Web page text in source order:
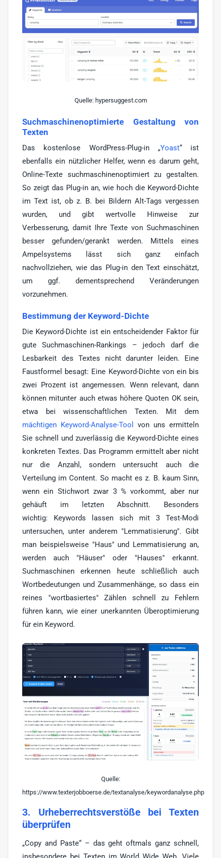
Quelle: hypersuggest.com
Suchmaschinenoptimierte Gestaltung von
Texten
Das kostenlose WordPress-Plug-in „Yoast“ ist
ebenfalls ein nützlicher Helfer, wenn es darum geht,
Online-Texte suchmaschinenoptimiert zu gestalten.
So zeigt das Plug-in an, wie hoch die Keyword-Dichte
im Text ist, ob z. B. bei Bildern Alt-Tags vergessen
wurden, und gibt wertvolle Hinweise zur
Verbesserung, damit Ihre Texte von Suchmaschinen
besser gefunden/gerankt werden. Mittels eines
Ampelsystems lässt sich ganz einfach
nachvollziehen, wie das Plug-in den Text einschätzt,
um ggf. dementsprechend Veränderungen
vorzunehmen.
Bestimmung der Keyword-Dichte
Die Keyword-Dichte ist ein entscheidender Faktor für
gute Suchmaschinen-Rankings – jedoch darf die
Lesbarkeit des Textes nicht darunter leiden. Eine
Faustformel besagt: Eine Keyword-Dichte von ein bis
zwei Prozent ist angemessen. Wenn relevant, dann
können mitunter auch etwas höhere Quoten OK sein,
etwa bei wissenschaftlichen Texten. Mit dem
mächtigen Keyword-Analyse-Tool
von uns ermitteln
Sie schnell und zuverlässig die Keyword-Dichte eines
konkreten Textes. Das Programm ermittelt aber nicht
nur die Anzahl, sondern untersucht auch die
Verteilung im Content. So macht es z. B. kaum Sinn,
wenn ein Stichwort zwar 3 % vorkommt, aber nur
gehäuft im letzten Abschnitt. Besonders
wichtig: Keywords lassen sich mit 3 Test-Modi
untersuchen, unter anderem "Lemmatisierung". Gibt
man beispielsweise "Haus" und Lemmatisierung an,
werden auch "Häuser" oder "Hauses" erkannt.
Suchmaschinen erkennen heute schließlich auch
Wortbedeutungen und Zusammenhänge, so dass ein
reines "wortbasiertes" Zählen schnell zu Fehlern
führen kann, wie einer unerkannten Überoptimierung
für ein Keyword.
Quelle:
https://www.texterjobboerse.de/textanalyse/keywordanalyse.php
3. Urheberrechtsverstöße bei Texten
überprüfen
„Copy and Paste“ – das geht oftmals ganz schnell,